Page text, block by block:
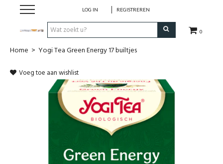
0
LOG IN REGISTREREN
Hulp bij
Natuurlijke remedies
Thee & Kruiden
Home > Yogi Tea Green Energy 17 builtjes
Voeg toe aan wishlist